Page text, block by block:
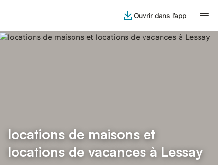
Ouvrir dans l’app
locations de maisons et
locations de vacances à Lessay